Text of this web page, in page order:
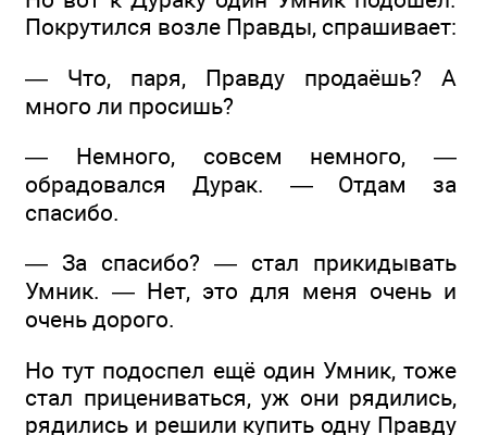
Покрутился возле Правды, спрашивает:
— Что, паря, Правду продаёшь? А
много ли просишь?
— Немного, совсем немного, —
обрадовался Дурак. — Отдам за
спасибо.
— За спасибо? — стал прикидывать
Умник. — Нет, это для меня очень и
очень дорого.
Но тут подоспел ещё один Умник, тоже
стал прицениваться, уж они рядились,
рядились и решили купить одну Правду